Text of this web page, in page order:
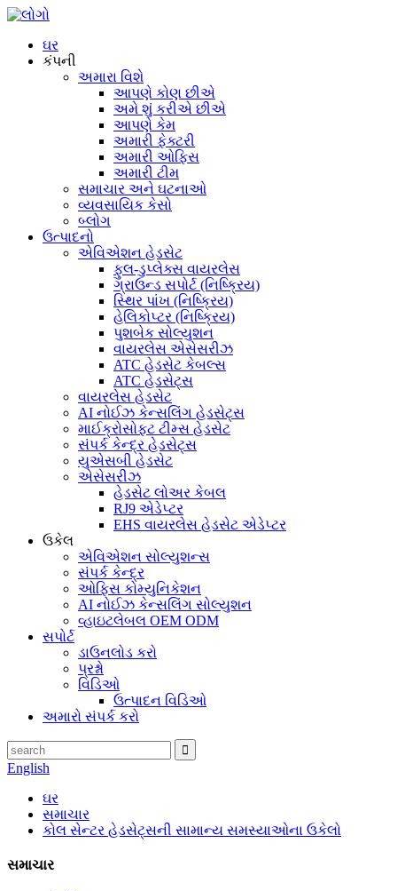
ઘર
કંપની
અમારા વિશે
આપણે કોણ છીએ
અમે શું કરીએ છીએ
આપણે કેમ
અમારી ફેક્ટરી
અમારી ઓફિસ
અમારી ટીમ
સમાચાર અને ઘટનાઓ
વ્યવસાયિક કેસો
બ્લોગ
ઉત્પાદનો
એવિએશન હેડસેટ
ફુલ-ડુપ્લેક્સ વાયરલેસ
ગ્રાઉન્ડ સપોર્ટ (નિષ્ક્રિય)
સ્થિર પાંખ (નિષ્ક્રિય)
હેલિકોપ્ટર (નિષ્ક્રિય)
પુશબેક સોલ્યુશન
વાયરલેસ એસેસરીઝ
ATC હેડસેટ કેબલ્સ
ATC હેડસેટ્સ
વાયરલેસ હેડસેટ
AI નોઈઝ કેન્સલિંગ હેડસેટ્સ
માઈક્રોસોફ્ટ ટીમ્સ હેડસેટ
સંપર્ક કેન્દ્ર હેડસેટ્સ
યુએસબી હેડસેટ
એસેસરીઝ
હેડસેટ લોઅર કેબલ
RJ9 એડેપ્ટર
EHS વાયરલેસ હેડસેટ એડેપ્ટર
ઉકેલ
એવિએશન સોલ્યુશન્સ
સંપર્ક કેન્દ્ર
ઓફિસ કોમ્યુનિકેશન
AI નોઈઝ કેન્સલિંગ સોલ્યુશન
વ્હાઇટલેબલ OEM ODM
સપોર્ટ
ડાઉનલોડ કરો
પ્રશ્નો
વિડિઓ
ઉત્પાદન વિડિઓ
અમારો સંપર્ક કરો
English
ઘર
સમાચાર
કોલ સેન્ટર હેડસેટ્સની સામાન્ય સમસ્યાઓના ઉકેલો
સમાચાર